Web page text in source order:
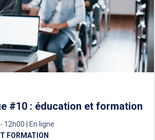
#10 : éducation et formation
12h00 | En ligne
FORMATION